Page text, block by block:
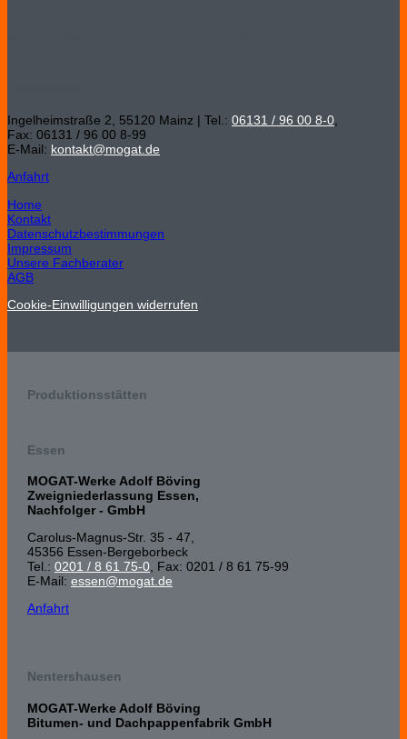
Ingelheimstraße 2, 55120 Mainz | Tel.: 06131 / 96 00 8-0
Fax: 06131 / 96 00 8-99
E-Mail: kontakt@mogat.de
Anfahrt
Home
Kontakt
Datenschutzbestimmungen
Impressum
Unsere Fachberater
AGB
Cookie-Einwilligungen widerrufen
Produktionsstätten
Essen
MOGAT-Werke Adolf Böving
Zweigniederlassung Essen,
Nachfolger - GmbH
Carolus-Magnus-Str. 35 - 47,
45356 Essen-Bergeborbeck
Tel.: 0201 / 8 61 75-0, Fax: 0201 / 8 61 75-99
E-Mail: essen@mogat.de
Anfahrt
Nentershausen
MOGAT-Werke Adolf Böving
Bitumen- und Dachpappenfabrik GmbH